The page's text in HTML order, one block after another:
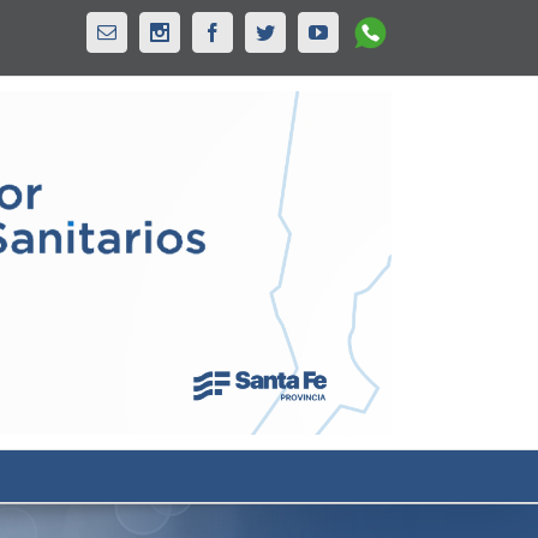
Email InstagramFacebookTwitterYoutubeWhatsapp